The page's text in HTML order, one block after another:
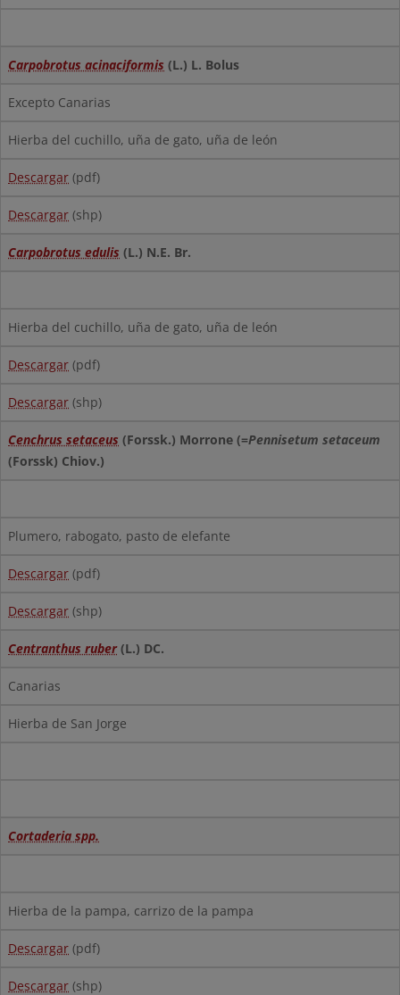
Carpobrotus acinaciformis (L.) L. Bolus
Excepto Canarias
Hierba del cuchillo, uña de gato, uña de león
Descargar (pdf)
Descargar (shp)
Carpobrotus edulis (L.) N.E. Br.
Hierba del cuchillo, uña de gato, uña de león
Descargar (pdf)
Descargar (shp)
Cenchrus setaceus (Forssk.) Morrone (=Pennisetum setaceum
(Forssk) Chiov.)
Plumero, rabogato, pasto de elefante
Descargar (pdf)
Descargar (shp)
Centranthus ruber(L.) DC.
Canarias
Hierba de San Jorge
Cortaderia spp.
Hierba de la pampa, carrizo de la pampa
Descargar (pdf)
Descargar (shp)